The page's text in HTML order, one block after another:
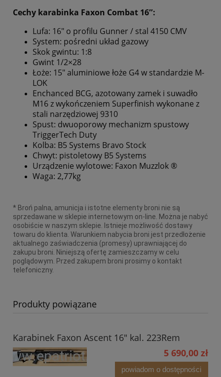
Cechy karabinka Faxon Combat 16″:
Lufa: 16" o profilu Gunner / stal 4150 CMV
System: pośredni układ gazowy
Skok gwintu: 1:8
Gwint 1/2×28
Łoże: 15" aluminiowe łoże G4 w standardzie M-
LOK
Enchanced BCG, azotowany zamek i suwadło
M16 z wykończeniem Superfinish wykonane z
stali narzędziowej 9310
Spust: dwuoporowy mechanizm spustowy
TriggerTech Duty
Kolba: B5 Systems Bravo Stock
Chwyt: pistoletowy B5 Systems
Urządzenie wylotowe: Faxon Muzzlok ®
Waga: 2,77kg
* Broń palna, amunicja i istotne elementy broni nie są
sprzedawane w sklepie internetowym on-line. Można je nabyć
osobiście w naszym sklepie. Istnieje możliwość dostawy
towaru do klienta. Warunkiem nabycia broni jest przedłożenie
aktualnego zaświadczenia (promesy) uprawniającej do
zakupu broni. Niniejszą ofertę zamieszczamy w celu
poglądowym. Przed zakupem broni prosimy o kontakt
telefoniczny.
Produkty powiązane
Karabinek Faxon Ascent 16" kal. 223Rem
5 690,00 zł
powiadom o dostępności